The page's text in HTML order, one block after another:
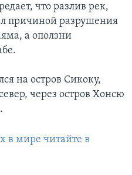
что разлив рек,
причиной разрушения
а оползни
на остров Сикоку,
через остров Хонсю
в мире читайте в